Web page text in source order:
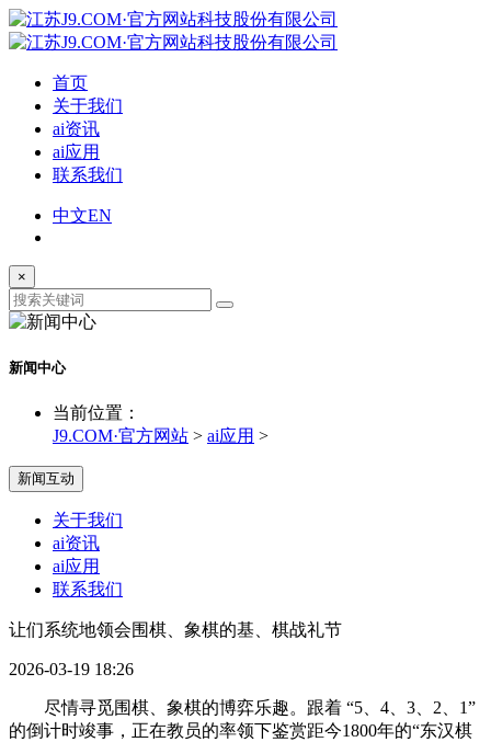
首页
关于我们
ai资讯
ai应用
联系我们
中文EN
×
新闻中心
当前位置：
J9.COM·官方网站 > ai应用 >
新闻互动
关于我们
ai资讯
ai应用
联系我们
让们系统地领会围棋、象棋的基、棋战礼节
2026-03-19 18:26
尽情寻觅围棋、象棋的博弈乐趣。跟着 “5、4、3、2、1”
的倒计时竣事，正在教员的率领下鉴赏距今1800年的“东汉棋